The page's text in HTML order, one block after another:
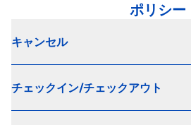
ポリシー
キャンセル
チェックイン/チェックアウト